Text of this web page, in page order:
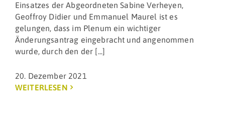
Einsatzes der Abgeordneten Sabine Verheyen,
Geoffroy Didier und Emmanuel Maurel ist es
gelungen, dass im Plenum ein wichtiger
Änderungsantrag eingebracht und angenommen
wurde, durch den der [...]
20. Dezember 2021
WEITERLESEN